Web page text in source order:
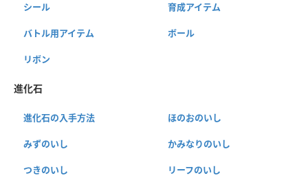
シール 育成アイテム
バトル用アイテム ボール
リボン
進化石
進化石の入手方法 ほのおのいし
みずのいし かみなりのいし
つきのいし リーフのいし